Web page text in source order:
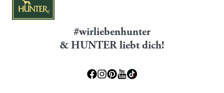
#wirliebenhunter
& HUNTER liebt dich!